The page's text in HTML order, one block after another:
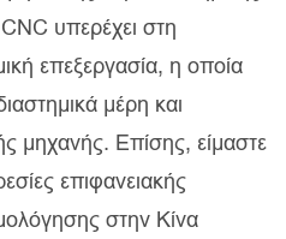
υπερέχει στη
επεξεργασία, η οποία
μέρη και
μηχανής. Επίσης, είμαστε
επιφανειακής
στην Κίνα